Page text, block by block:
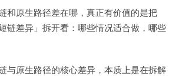
和原生路径差在哪，真正有价值的是把
链差异」拆开看：哪些情况适合做，哪些
与原生路径的核心差异，本质上是在拆解